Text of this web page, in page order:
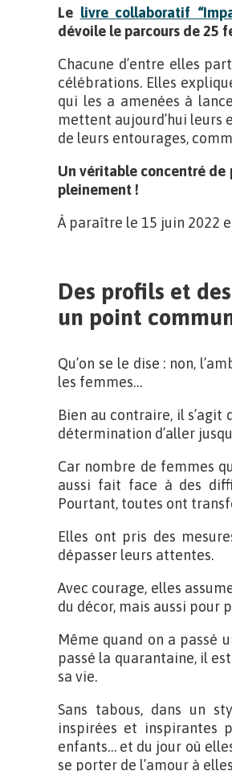
Le livre collaboratif
dévoile le parcours de 25
Chacune d’entre elles
célébrations. Elles
qui les a amenées à
mettent aujourd’hui leurs
de leurs entourages,
Un véritable concentré
pleinement !
À paraître le 15 juin 2022
Des profils et
un point
Qu’on se le dise : non,
les femmes…
Bien au contraire, il
détermination d’aller
Car nombre de femmes
aussi fait face à des
Pourtant, toutes ont
Elles ont pris des
dépasser leurs attentes.
Avec courage, elles
du décor, mais aussi pour
Même quand on a passé
passé la quarantaine, il
sa vie.
Sans tabous, dans un
inspirées et inspirantes
enfants… et du jour où
se porter de l’amour à